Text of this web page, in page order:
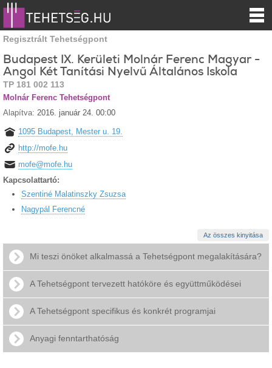
Regisztrált Tehetségpont
Budapest IX. Kerületi Molnár Ferenc Magyar -
Angol Két Tanítási Nyelvű Általános Iskola
TP 181 002 113
Molnár Ferenc Tehetségpont
Alapítva: 2016. január 24. 00:00
1095 Budapest, Mester u. 19.
http://mofe.hu
mofe@mofe.hu
Kapcsolattartó:
Szentiné Malatinszky Zsuzsa
Nagypál Ferencné
Az összes kinyitása
Mi teszi önöket alkalmassá a Tehetségpont megalakítására?
A Tehetségpont tervezett hatóköre és együttműködései
A Tehetségpont specifikus és konkrét programjai
Anyagi fenntarthatóság